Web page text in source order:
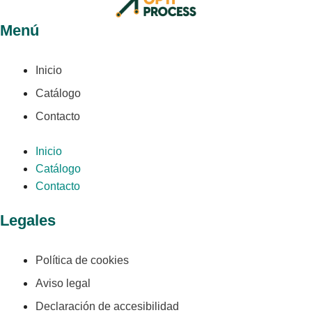
Menú
Inicio
Catálogo
Contacto
Inicio
Catálogo
Contacto
Legales
Política de cookies
Aviso legal
Declaración de accesibilidad